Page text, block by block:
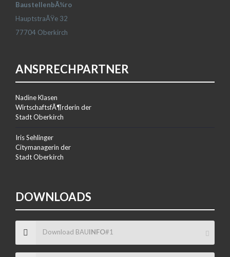
BaustellenbÃ¼ro
HauptstraÃŸe 32
77704 Oberkirch
ANSPRECHPARTNER
Nadine Klasen
WirtschaftsfÃ¶rderin der
Stadt Oberkirch
Iris Sehlinger
Citymanagerin der
Stadt Oberkirch
DOWNLOADS
Download BAUINFO#1